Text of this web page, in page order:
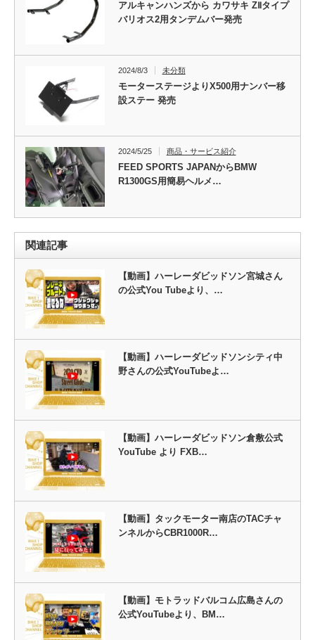
アルキャンハンズから カワサキ ZⅡタイプ
バリオス2用タンデムバー発売
2024/8/3 未分類
モーターステージよりX500用ナンバー移
設ステー 発売
2024/5/25 商品・サービス紹介
FEED SPORTS JAPANからBMW
R1300GS用簡易ヘルメ…
関連記事
【動画】ハーレーダビッドソン宮城さん
の公式You Tubeより、…
【動画】ハーレーダビッドソンシティ中
野さんの公式YouTubeよ…
【動画】ハーレーダビッドソン倉敷公式
YouTube より FXB…
【動画】タックモーター南店のTACチャ
ンネルからCBR1000R…
【動画】モトラッドバルコム広島さんの
公式YouTubeより、BM…